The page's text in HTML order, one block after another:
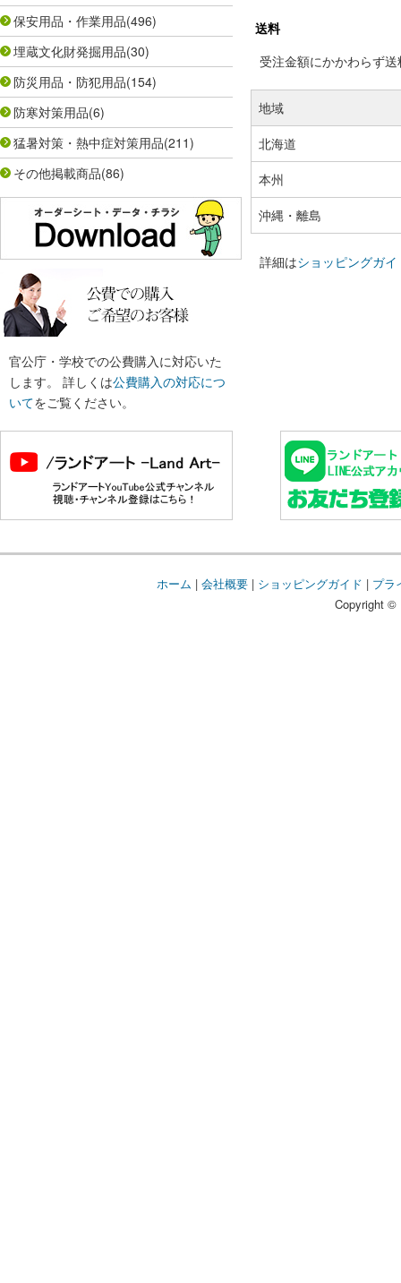
保安用品・作業用品(496)
埋蔵文化財発掘用品(30)
防災用品・防犯用品(154)
防寒対策用品(6)
猛暑対策・熱中症対策用品(211)
その他掲載商品(86)
官公庁・学校での公費購入に対応いた
します。 詳しくは公費購入の対応につ
いてをご覧ください。
送料
受注金額にかかわらず
地域
北海道
本州
沖縄・離島
詳細はショッピングガイ
ホーム | 会社概要| ショッピングガイド | プラ
Copyright ©